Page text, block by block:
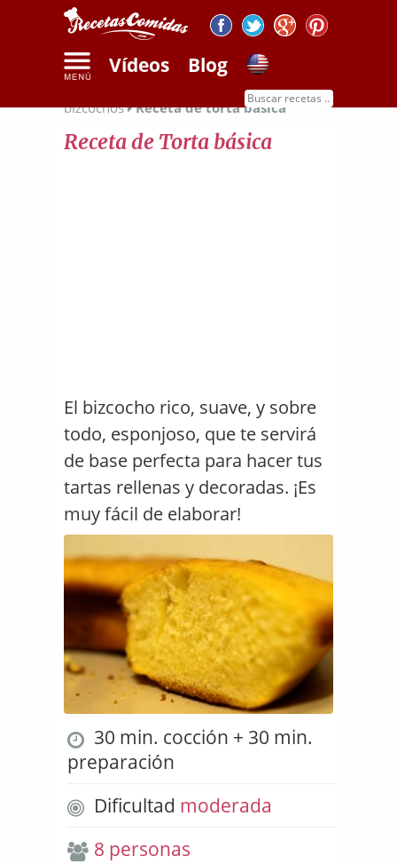
Vídeos Blog
Recetas de
bizcochos
Receta de torta básica
Receta de Torta básica
El bizcocho rico, suave, y sobre
todo, esponjoso, que te servirá
de base perfecta para hacer tus
tartas rellenas y decoradas. ¡Es
muy fácil de elaborar!
30 min. cocción + 30 min.
preparación
Dificultad moderada
8 personas